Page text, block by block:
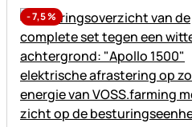
-7,5%